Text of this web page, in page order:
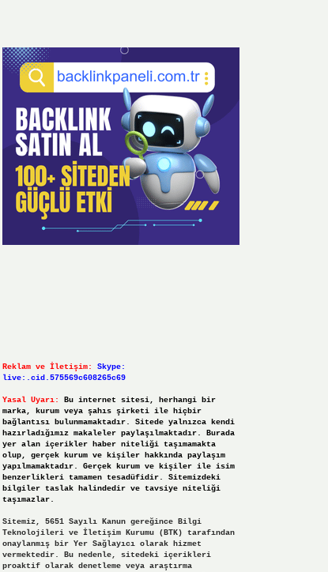
Reklam ve İletişim:
Skype:
live:.cid.575569c608265c69
Yasal Uyarı:
Bu internet sitesi, herhangi bir
marka, kurum veya şahıs şirketi ile hiçbir
bağlantısı bulunmamaktadır. Sitede yalnızca kendi
hazırladığımız makaleler paylaşılmaktadır. Burada
yer alan içerikler haber niteliği taşımamakta
olup, gerçek kurum ve kişiler hakkında paylaşım
yapılmamaktadır. Gerçek kurum ve kişiler ile isim
benzerlikleri tamamen tesadüfidir. Sitemizdeki
bilgiler taslak halindedir ve tavsiye niteliği
taşımazlar.
Sitemiz, 5651 Sayılı Kanun gereğince Bilgi
Teknolojileri ve İletişim Kurumu (BTK) tarafından
onaylanmış bir Yer Sağlayıcı olarak hizmet
vermektedir. Bu nedenle, sitedeki içerikleri
proaktif olarak denetleme veya araştırma